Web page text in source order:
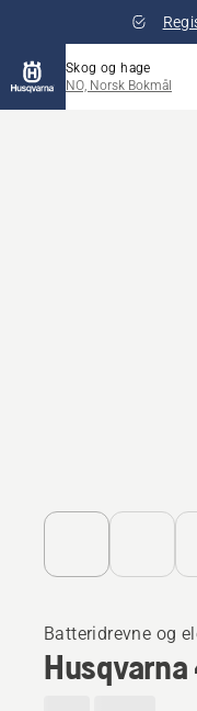
Skog og hage
NO, Norsk Bokmål
Batteridrevne og